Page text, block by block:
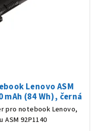
Lenovo ASM
mAh (84 Wh), černá
pro notebook Lenovo,
92P1140